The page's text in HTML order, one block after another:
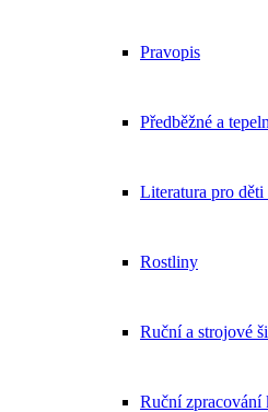
Pravopis
Předběžné a
Literatura pro děti
Rostliny
Ruční a strojové
Ruční zpracování